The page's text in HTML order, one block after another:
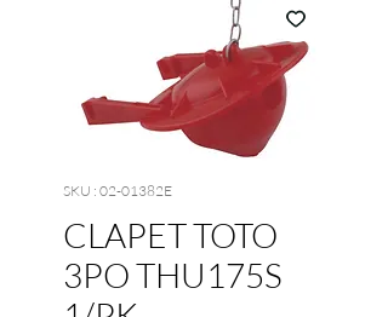
SKU : 02-01382E
CLAPET TOTO
3PO THU175S